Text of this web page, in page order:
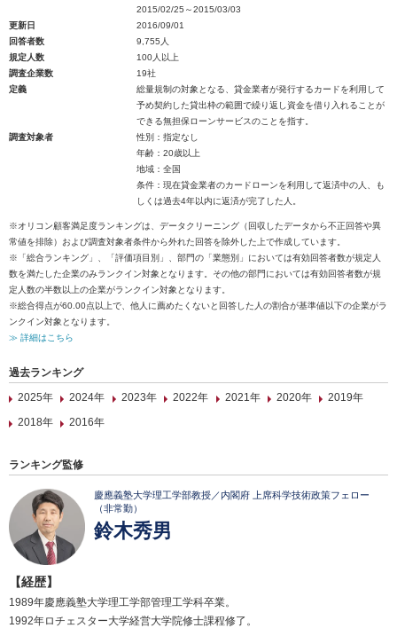
2015/02/25～2015/03/03
更新日
2016/09/01
回答者数
9,755人
規定人数
100人以上
調査企業数
19社
定義
総量規制の対象となる、貸金業者が発行するカードを利用して
予め契約した貸出枠の範囲で繰り返し資金を借り入れることが
できる無担保ローンサービスのことを指す。
調査対象者
性別：指定なし
年齢：20歳以上
地域：全国
条件：現在貸金業者のカードローンを利用して返済中の人、も
しくは過去4年以内に返済が完了した人。
※オリコン顧客満足度ランキングは、データクリーニング（回収したデータから不正回答や異
常値を排除）および調査対象者条件から外れた回答を除外した上で作成しています。
※「総合ランキング」、「評価項目別」、部門の「業態別」においては有効回答者数が規定人
数を満たした企業のみランクイン対象となります。その他の部門においては有効回答者数が規
定人数の半数以上の企業がランクイン対象となります。
※総合得点が60.00点以上で、他人に薦めたくないと回答した人の割合が基準値以下の企業がラ
ンクイン対象となります。
≫ 詳細はこちら
過去ランキング
2025年
2024年 2023年 2022年 2021年 2020年
2019年
2018年
2016年
ランキング監修
慶應義塾大学理工学部教授／内閣府 上席科学技術政策フェロー
（非常勤）
鈴木秀男
【経歴】
1989年慶應義塾大学理工学部管理工学科卒業。
1992年ロチェスター大学経営大学院修士課程修了。